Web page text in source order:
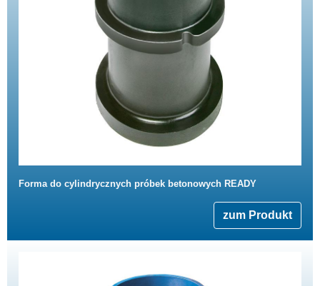
Forma do cylindrycznych próbek betonowych READY
zum Produkt